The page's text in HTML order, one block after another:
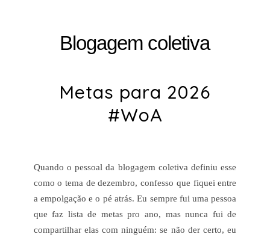
Blogagem coletiva
Metas para 2026
#WoA
Quando o pessoal da blogagem coletiva definiu esse
como o tema de dezembro, confesso que fiquei entre
a empolgação e o pé atrás. Eu sempre fui uma pessoa
que faz lista de metas pro ano, mas nunca fui de
compartilhar elas com ninguém: se não der certo, eu